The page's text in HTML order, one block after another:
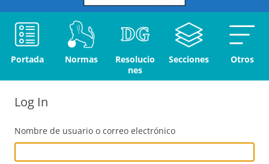
Portada Normas
Resolucio
nes
Secciones Otros
Log In
Nombre de usuario o correo electrónico